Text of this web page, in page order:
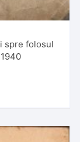
spre folosul